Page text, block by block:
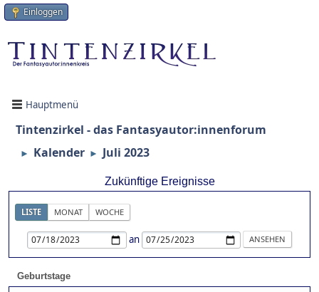
Einloggen
Hauptmenü
Tintenzirkel - das Fantasyautor:innenforum
► Kalender ► Juli 2023
Zukünftige Ereignisse
LISTE MONAT WOCHE
an
Geburtstage